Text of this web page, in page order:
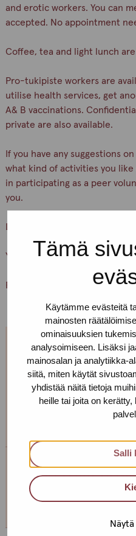
Tämä
Käytämme evästeitä
mainosten
ominaisuuksien
analysoimiseen. Lisäksi
mainosalan ja analytiikka-
siitä, miten käytät
yhdistää näitä tietoja
heille tai joita on
Salli
and erotic workers. You can
accepted. No appointment
Coffee, tea and light lunch are
Pro-tukipiste workers are
utilise health services, get
A& B vaccinations.
private are also available.
If you have any suggestions
what kind of activities you
in participating as a peer
you.
You are warmly welcome,
PS. You can also just pick up
We are open every
If you want to make an
or text us! We can also
can’t come to the office!
Service centre
+358 (0)40 650 3705